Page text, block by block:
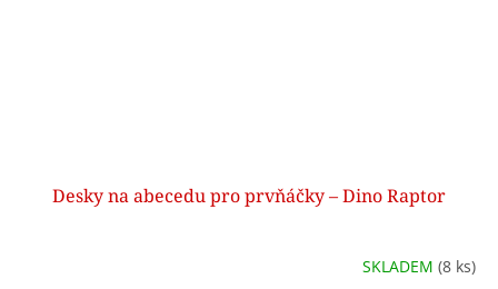
Desky na abecedu pro prvňáčky – Dino Raptor
SKLADEM (8 ks)